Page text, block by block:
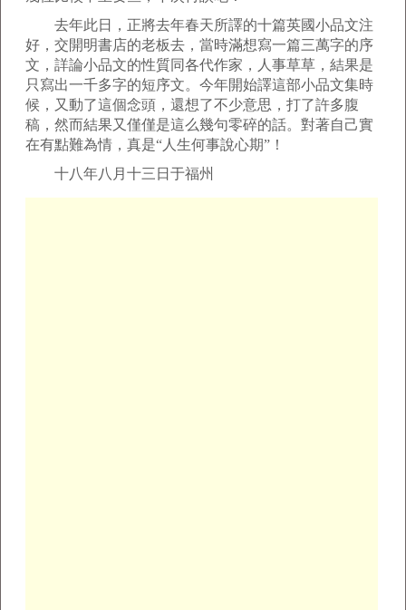
去年此日，正將去年春天所譯的十篇英國小品文注
好，交開明書店的老板去，當時滿想寫一篇三萬字的序
文，詳論小品文的性質同各代作家，人事草草，結果是
只寫出一千多字的短序文。今年開始譯這部小品文集時
候，又動了這個念頭，還想了不少意思，打了許多腹
稿，然而結果又僅僅是這么幾句零碎的話。對著自己實
在有點難為情，真是“人生何事說心期”！
十八年八月十三日于福州